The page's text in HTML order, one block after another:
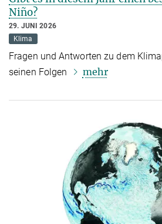
Niño?
29. JUNI 2026
Klima
Fragen und Antworten zu dem
seinen Folgen
mehr